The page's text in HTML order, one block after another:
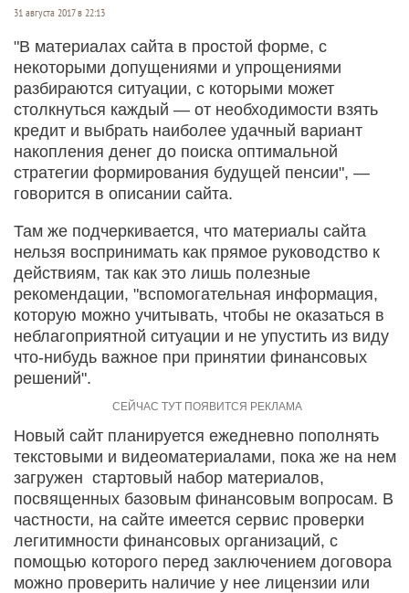
31 августа 2017 в 22:13
"В материалах сайта в простой форме, с
некоторыми допущениями и упрощениями
разбираются ситуации, с которыми может
столкнуться каждый — от необходимости взять
кредит и выбрать наиболее удачный вариант
накопления денег до поиска оптимальной
стратегии формирования будущей пенсии", —
говорится в описании сайта.
Там же подчеркивается, что материалы сайта
нельзя воспринимать как прямое руководство к
действиям, так как это лишь полезные
рекомендации, "вспомогательная информация,
которую можно учитывать, чтобы не оказаться в
неблагоприятной ситуации и не упустить из виду
что-нибудь важное при принятии финансовых
решений".
Новый сайт планируется ежедневно пополнять
текстовыми и видеоматериалами, пока же на нем
загружен стартовый набор материалов,
посвященных базовым финансовым вопросам. В
частности, на сайте имеется сервис проверки
легитимности финансовых организаций, с
помощью которого перед заключением договора
можно проверить наличие у нее лицензии или